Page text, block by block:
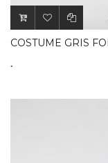
COSTUME GRIS